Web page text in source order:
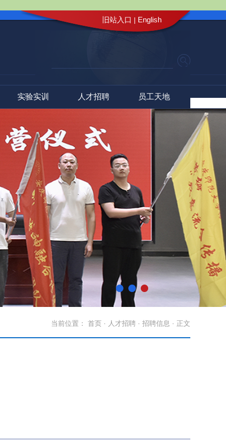
旧站入口 | English
实验实训 人才招聘 员工天地
当前位置： 首页 · 人才招聘 · 招聘信息 · 正文